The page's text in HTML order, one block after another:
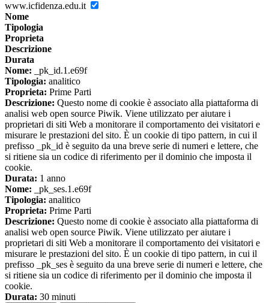
www.icfidenza.edu.it
Nome
Tipologia
Proprieta
Descrizione
Durata
Nome: _pk_id.1.e69f
Tipologia: analitico
Proprieta: Prime Parti
Descrizione: Questo nome di cookie è associato alla piattaforma di
analisi web open source Piwik. Viene utilizzato per aiutare i
proprietari di siti Web a monitorare il comportamento dei visitatori e
misurare le prestazioni del sito. È un cookie di tipo pattern, in cui il
prefisso _pk_id è seguito da una breve serie di numeri e lettere, che
si ritiene sia un codice di riferimento per il dominio che imposta il
cookie.
Durata: 1 anno
Nome: _pk_ses.1.e69f
Tipologia: analitico
Proprieta: Prime Parti
Descrizione: Questo nome di cookie è associato alla piattaforma di
analisi web open source Piwik. Viene utilizzato per aiutare i
proprietari di siti Web a monitorare il comportamento dei visitatori e
misurare le prestazioni del sito. È un cookie di tipo pattern, in cui il
prefisso _pk_ses è seguito da una breve serie di numeri e lettere, che
si ritiene sia un codice di riferimento per il dominio che imposta il
cookie.
Durata: 30 minuti